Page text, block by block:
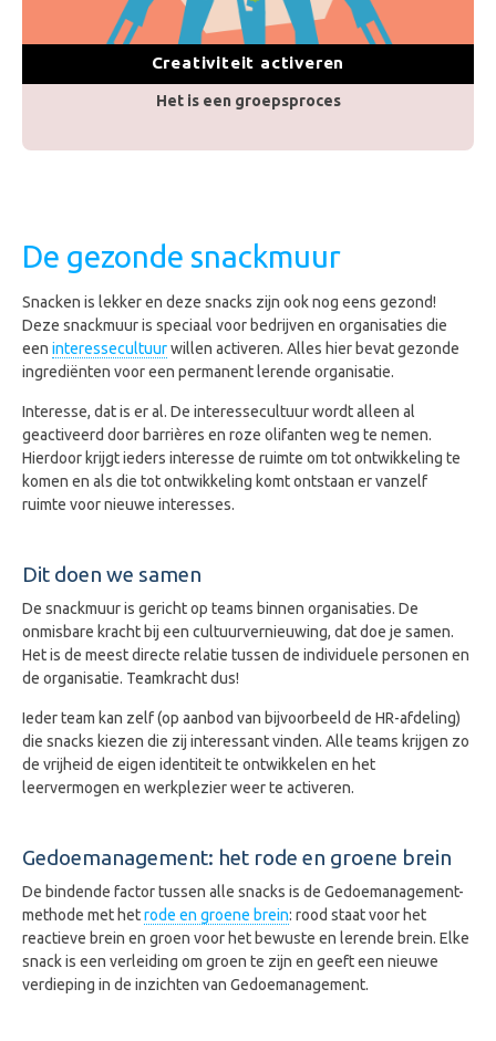
Creativiteit activeren
Het is een groepsproces
De gezonde snackmuur
Snacken is lekker en deze snacks zijn ook nog eens gezond!
Deze snackmuur is speciaal voor bedrijven en organisaties die
eeninteressecultuurwillen activeren. Alles hier bevat gezonde
ingrediënten voor een permanent lerende organisatie.
Interesse, dat is er al. De interessecultuur wordt alleen al
geactiveerd door barrières en roze olifanten weg te nemen.
Hierdoor krijgt ieders interesse de ruimte om tot ontwikkeling te
komen en als die tot ontwikkeling komt ontstaan er vanzelf
ruimte voor nieuwe interesses.
Dit doen we samen
De snackmuur is gericht op teams binnen organisaties. De
onmisbare kracht bij een cultuurvernieuwing, dat doe je samen.
Het is de meest directe relatie tussen de individuele personen en
de organisatie. Teamkracht dus!
Ieder team kan zelf (op aanbod van bijvoorbeeld de HR-afdeling)
die snacks kiezen die zij interessant vinden. Alle teams krijgen zo
de vrijheid de eigen identiteit te ontwikkelen en het
leervermogen en werkplezier weer te activeren.
Gedoemanagement: het rode en groene brein
De bindende factor tussen alle snacks is de Gedoemanagement-
methode met hetrode en groene brein: rood staat voor het
reactieve brein en groen voor het bewuste en lerende brein. Elke
snack is een verleiding om groen te zijn en geeft een nieuwe
verdieping in de inzichten van Gedoemanagement.